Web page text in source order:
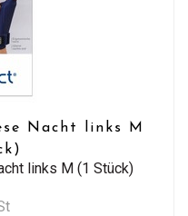
Nacht links M
links M (1 Stück)